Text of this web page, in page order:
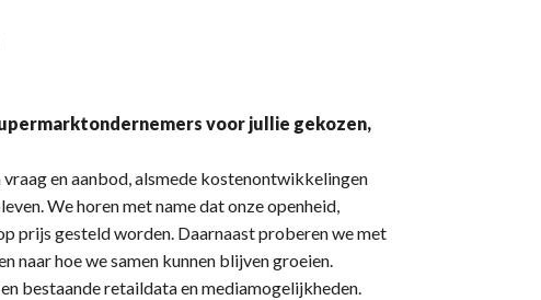
voor jullie gekozen,
en aanbod, alsmede kostenontwikkelingen
We horen met name dat onze openheid,
prijs gesteld worden. Daarnaast proberen we met
naar hoe we samen kunnen blijven groeien.
bestaande retaildata en mediamogelijkheden.